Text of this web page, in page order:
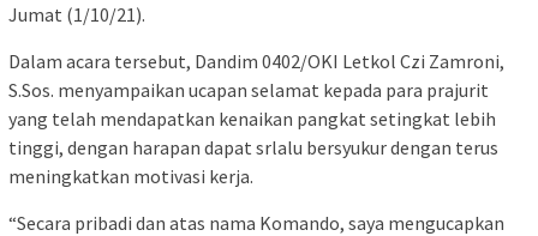
Jumat (1/10/21).
Dalam acara tersebut, Dandim 0402/OKI Letkol Czi Zamroni,
S.Sos. menyampaikan ucapan selamat kepada para prajurit
yang telah mendapatkan kenaikan pangkat setingkat lebih
tinggi, dengan harapan dapat srlalu bersyukur dengan terus
meningkatkan motivasi kerja.
“Secara pribadi dan atas nama Komando, saya mengucapkan